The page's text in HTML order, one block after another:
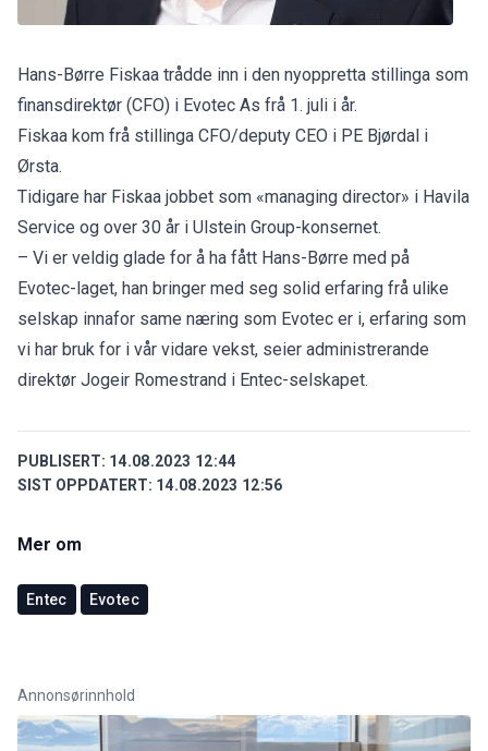
Hans-Børre Fiskaa trådde inn i den nyoppretta stillinga som
finansdirektør (CFO) i Evotec As frå 1. juli i år.
Fiskaa kom frå stillinga CFO/deputy CEO i PE Bjørdal i
Ørsta.
Tidigare har Fiskaa jobbet som «managing director» i Havila
Service og over 30 år i Ulstein Group-konsernet.
– Vi er veldig glade for å ha fått Hans-Børre med på
Evotec-laget, han bringer med seg solid erfaring frå ulike
selskap innafor same næring som Evotec er i, erfaring som
vi har bruk for i vår vidare vekst, seier administrerande
direktør Jogeir Romestrand i Entec-selskapet.
PUBLISERT: 14.08.2023 12:44
SIST OPPDATERT: 14.08.2023 12:56
Mer om
Entec Evotec
Annonsørinnhold